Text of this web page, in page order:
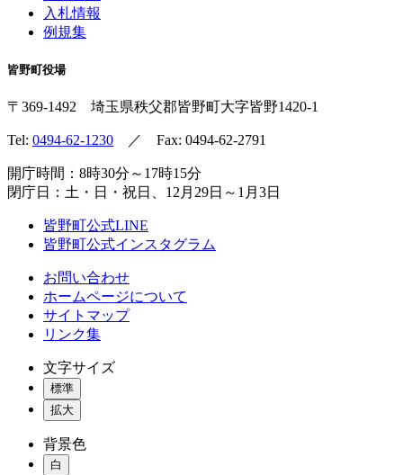
入札情報
例規集
皆野町役場
〒369-1492 埼玉県秩父郡皆野町 大字皆野1420-1
Tel: 0494-62-1230 ／ Fax: 0494-62-2791
開庁時間：8時30分～17時15分
閉庁日：土・日・祝日、12月29日～1月3日
皆野町公式LINE
皆野町公式インスタグラム
お問い合わせ
ホームページについて
サイトマップ
リンク集
文字サイズ
標準
拡大
背景色
白